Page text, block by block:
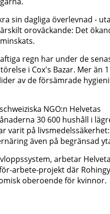
sin dagliga överlevnad -
oroväckande: Det
regn har under de
i Cox's Bazar. Mer än
av de försämrade
NGO:n Helvetas
30 600 hushåll i
varit på livsmedelssäkerhet:
även på begränsad
arbetar
arbete-projekt där
oberoende för kvinnor.